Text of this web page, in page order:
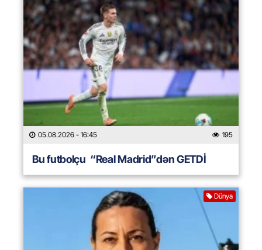
05.08.2026 - 16:45 195
Bu futbolçu “Real Madrid”dən GETDİ
Dünya